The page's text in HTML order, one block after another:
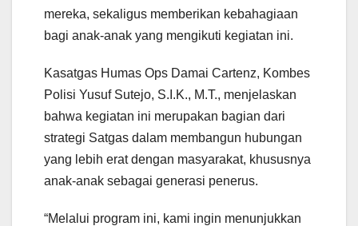
mereka, sekaligus memberikan kebahagiaan
bagi anak-anak yang mengikuti kegiatan ini.
Kasatgas Humas Ops Damai Cartenz, Kombes
Polisi Yusuf Sutejo, S.I.K., M.T., menjelaskan
bahwa kegiatan ini merupakan bagian dari
strategi Satgas dalam membangun hubungan
yang lebih erat dengan masyarakat, khususnya
anak-anak sebagai generasi penerus.
“Melalui program ini, kami ingin menunjukkan